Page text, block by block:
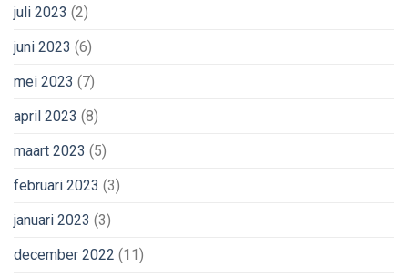
juli 2023 (2)
juni 2023 (6)
mei 2023 (7)
april 2023 (8)
maart 2023 (5)
februari 2023 (3)
januari 2023 (3)
december 2022 (11)